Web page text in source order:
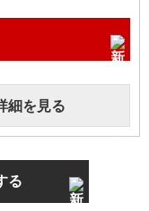
細を見る
る